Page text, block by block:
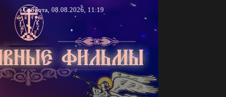
Суббота, 08.08.2026, 11:19